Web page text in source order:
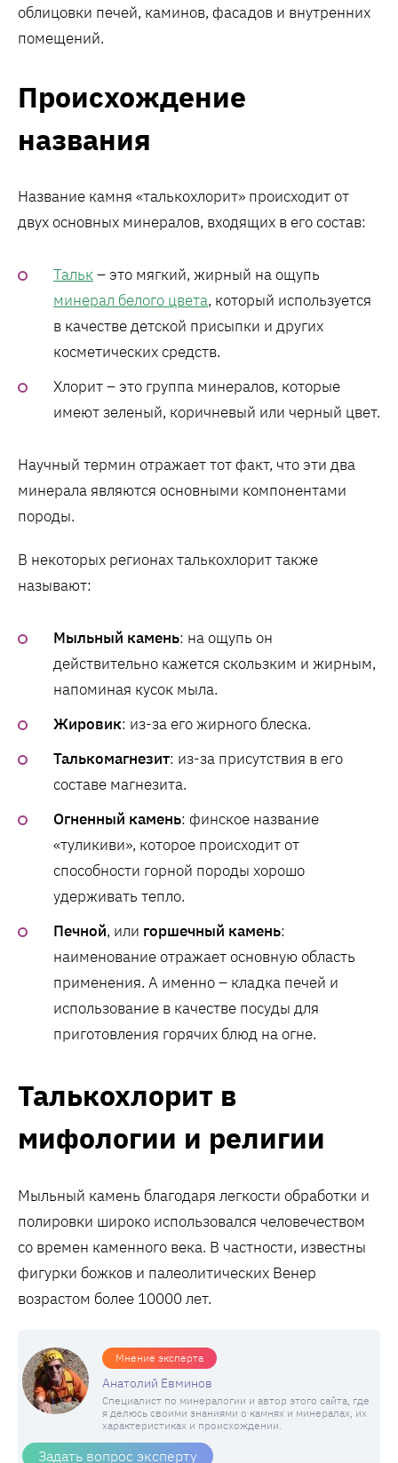
облицовки печей, каминов, фасадов и внутренних
помещений.
Происхождение
названия
Название камня «талькохлорит» происходит от
двух основных минералов, входящих в его состав:
Тальк– это мягкий, жирный на ощупь
минерал белого цвета, который используется
в качестве детской присыпки и других
косметических средств.
Хлорит – это группа минералов, которые
имеют зеленый, коричневый или черный цвет.
Научный термин отражает тот факт, что эти два
минерала являются основными компонентами
породы.
В некоторых регионах талькохлорит также
называют:
Мыльный камень: на ощупь он
действительно кажется скользким и жирным,
напоминая кусок мыла.
Жировик: из-за его жирного блеска.
Талькомагнезит: из-за присутствия в его
составе магнезита.
Огненный камень: финское название
«туликиви», которое происходит от
способности горной породы хорошо
удерживать тепло.
Печной, или горшечный камень:
наименование отражает основную область
применения. А именно – кладка печей и
использование в качестве посуды для
приготовления горячих блюд на огне.
Талькохлорит в
мифологии и религии
Мыльный камень благодаря легкости обработки и
полировки широко использовался человечеством
со времен каменного века. В частности, известны
фигурки божков и палеолитических Венер
возрастом более 10000 лет.
Мнение эксперта
Анатолий Евминов
Специалист по минералогии и автор этого сайта, где
я делюсь своими знаниями о камнях и минералах, их
характеристиках и происхождении.
Задать вопрос эксперту